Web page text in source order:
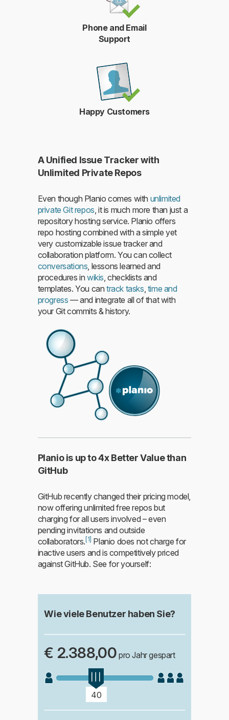
Phone and Email
Support
Happy Customers
A Unified Issue Tracker with
Unlimited Private Repos
Even though Planio comes with unlimited
private Git repos , it is much more than just a
repository hosting service. Planio offers
repo hosting combined with a simple yet
very customizable issue tracker and
collaboration platform. You can collect
conversations , lessons learned and
procedures inwikis , checklists and
templates. You cantrack tasks time and
progress — and integrate all of that with
your Git commits & history.
Planio is up to 4x Better Value than
GitHub
GitHub recently changed their pricing model,
now offering unlimited free repos but
charging for all users involved – even
pending invitations and outside
collaborators.[1] Planio does not charge for
inactive users and is competitively priced
against GitHub. See for yourself:
Wie viele Benutzer haben Sie?
€ 2.388,00 pro Jahr gespart
40